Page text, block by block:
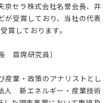
京セラ株式会社名誉会長、井
が受賞しており、当社の代表
賞しております。
首席研究員）
業・政策のアナリストとし
人 新エネルギー・産業技術